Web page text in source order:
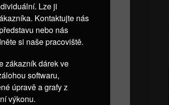
Lze ji
Kontaktujte nás
nebo nás
si naše pracoviště.
zákazník dárek ve
softwaru,
úpravě a grafy z
výkonu.